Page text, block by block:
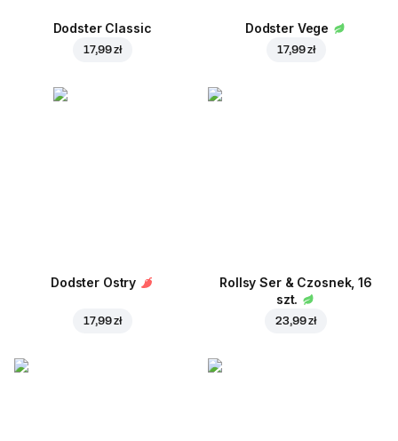
Dodster Classic
17,99 zł
Dodster Vege
17,99 zł
Dodster Ostry
17,99 zł
Rollsy Ser & Czosnek, 16
szt.
23,99 zł